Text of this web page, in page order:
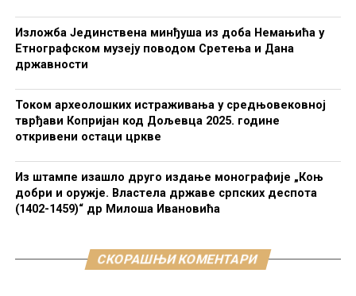
Изложба Јединствена минђуша из доба Немањића у
Етнографском музеју поводом Сретења и Дана
државности
Током археолошких истраживања у средњовековној
тврђави Копријан код Дољевца 2025. године
откривени остаци цркве
Из штампе изашло друго издање монографије „Коњ
добри и оружје. Властела државе српских деспота
(1402-1459)“ др Милоша Ивановића
СКОРАШЊИ КОМЕНТАРИ